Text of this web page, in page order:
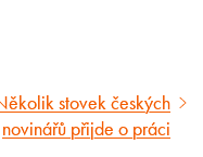
stovek českých
novinářů přijde o práci